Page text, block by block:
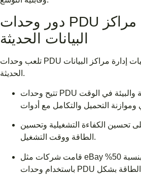
دور وحدات PDU في إدارة مراكز
تلعب وحدات PDU دورًا مركزيًا في استراتيجيات إدارة مراكز البيانات
الحديثة.
تتيح وحدات PDU الذكية مراقبة الطاقة والبيئة في الوقت
تحسين الكفاءة التشغيلية وتحسين
الطاقة ووقت التشغيل.
قامت شركات مثل eBay بتخفيض تكاليف التشغيل بنسبة 50%
باستخدام وحدات PDU الذكية لتتبع استهلاك الطاقة بشكل